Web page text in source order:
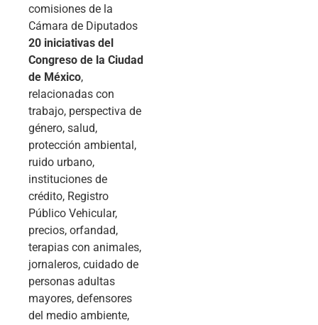
comisiones de la
Cámara de Diputados
20 iniciativas del
Congreso de la Ciudad
de México,
relacionadas con
trabajo, perspectiva de
género, salud,
protección ambiental,
ruido urbano,
instituciones de
crédito, Registro
Público Vehicular,
precios, orfandad,
terapias con animales,
jornaleros, cuidado de
personas adultas
mayores, defensores
del medio ambiente,